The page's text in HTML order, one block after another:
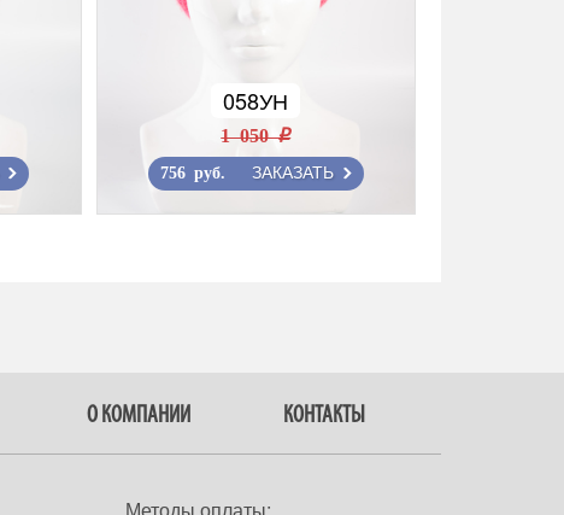
058УН
1 050 r
756 руб. ЗАКАЗАТЬ
О КОМПАНИИ КОНТАКТЫ